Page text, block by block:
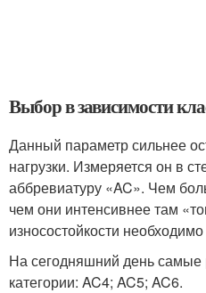
Выбор в зависимости
Данный параметр сильнее
нагрузки. Измеряется он в
аббревиатуру «AC». Чем
чем они интенсивнее там
износостойкости
На сегодняшний день самые
категории: AC4; AC5; AC6.